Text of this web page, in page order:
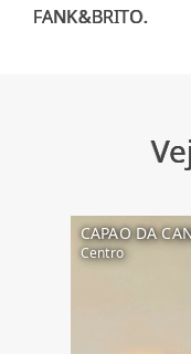
FANK&BRITO.
CAPAO DA
Centro